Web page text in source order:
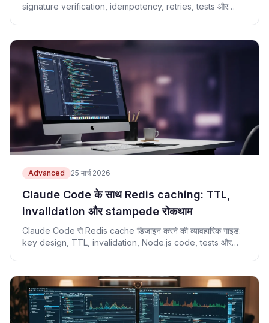
signature verification, idempotency, retries, tests और
Advanced 25 मार्च 2026
Claude Code के साथ Redis caching: TTL,
invalidation और stampede रोकथाम
Claude Code से Redis cache डिजाइन करने की व्यावहारिक गाइड:
key design, TTL, invalidation, Node.js code, tests और